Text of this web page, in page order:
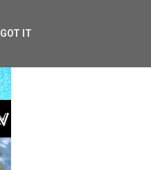
GOT IT